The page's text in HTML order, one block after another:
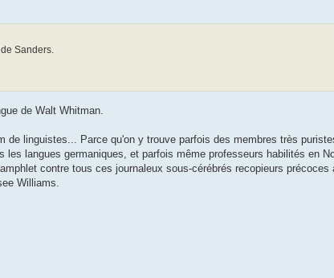
Sanders.
de Walt Whitman.
de linguistes... Parce qu'on y trouve parfois des membres très
langues germaniques, et parfois même professeurs habilités en
contre tous ces journaleux sous-cérébrés recopieurs précoces
Williams.